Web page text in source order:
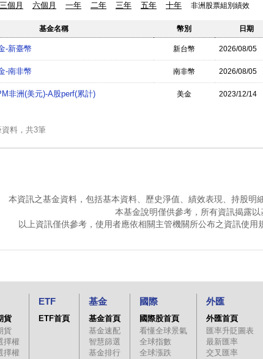
三個月 六個月 一年 二年 三年 五年 十年 非洲股票組別績效
基金名稱 幣別 日期
-新臺幣 新台幣 2026/08/05
-南非幣 南非幣 2026/08/05
非洲(美元)-A股perf(累計) 美金 2023/12/14
料，共3筆
本資訊之基金資料，包括基本資料、歷史淨值、績效表現、持股明
本基金說明僅供參考，所有資訊揭露以
以上資訊僅供參考，使用者應依相關主管機關所公布之資訊使用
貨
貨
擇權
擇權
ETF
ETF首頁
基金
基金首頁
基金速配
智慧篩選
基金排行
國際
國際股首頁
看懂全球景氣
全球指數
全球漲跌
外匯
外匯首頁
匯率升貶圖表
最新匯率
交叉匯率